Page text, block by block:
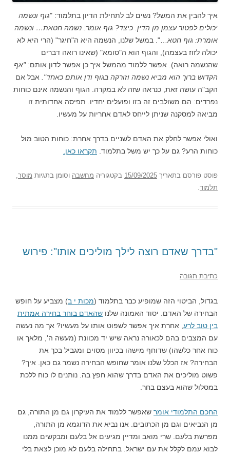
איך להבין את המשל? נשים לב לתחילת הדיון בתלמוד: "גוף ונשמה
יכולים לפטור עצמן מן הדין. כיצד? גוף אומר: נשמה חטאת… ונשמה
אומרת: גוף חטא …". במשל שלנו, הנשמה היא ה"חיגר" (הרי היא לא
יכולה לזוז בעצמה), והגוף הוא ה"סומא" (שאינו רואה דברים
שהנשמה רואה). אפשר ללמוד מהמשל איך כן אפשר לדון אותם:"אף
הקדוש ברוך הוא מביא נשמה וזורקה בגוף ודן אותם כאחד".
אבל אם
הקב"ה עושה זאת, כנראה שזה לא במקרה. הגוף והנשמה אינם כוחות
נפרדים: הם משולבים זה בזו ופועלים יחדיו. תפיסה אחדותית זו
מביאה למסקנה שניתן לייחס לאדם אחריות על מעשיו.
ואולי אפשר לחלק את האדם לשניים בדרך אחרת: כוחות הטוב מול
כוחות הרע? גם על כך יש משל בתלמוד. תקראו כאן.
פוסט פורסם בתאריך 15/09/2025 בקטגוריה מחשבה וסומן בתגיות מוסר
תלמוד
"בדרך שאדם רוצה לילך מוליכים אותו": פירוש
כתיבת תגובה
בגדול, הביטוי הזה שמופיע כבר בתלמוד (מכות י ב) מצביע על חופש
הבחירה של האדם. יסוד האמונה שלנו שהאדם בוחר בחירה אמתית
בין טוב לרע , אחרת איך אפשר לשפוט אותו על מעשיו? אך מה נעשה
עם המצבים בהם לכאורה נראה שיש יד מכוונת (מעשה ה', מלאך או
כוח אחר כלשהו) שדוחף מישהו בכיוון מסוים ומגביל בכך את
הבחירה? אז הכלל שלנו אומר שחופש הבחירה נשמר גם כאן. איך?
פשוט מוליכים את האדם בדרך שהוא חפץ בה. נותנים לו כוח ללכת
במסלול שהוא בעצם בחר.
החכם התלמודי אומר שאפשר ללמוד את העיקרון גם מן התורה, גם
מן הנביאים וגם מן הכתובים. אנו נביא את הדוגמא מן התורה,
מפרשת בלעם. שרי מואב ומדיין מגיעים אל בלעם ומבקשים ממנו
לבוא עמם לקלל את עם ישראל. בתחילה בלעם לא מוכן לצאת בלי